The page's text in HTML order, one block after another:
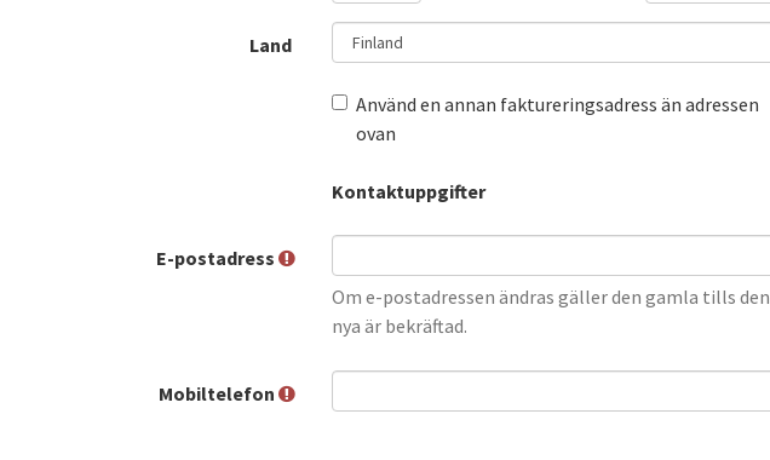
Land
Använd en annan faktureringsadress än adressen
ovan
Kontaktuppgifter
E-postadress
Om e-postadressen ändras gäller den gamla tills den
nya är bekräftad.
Mobiltelefon